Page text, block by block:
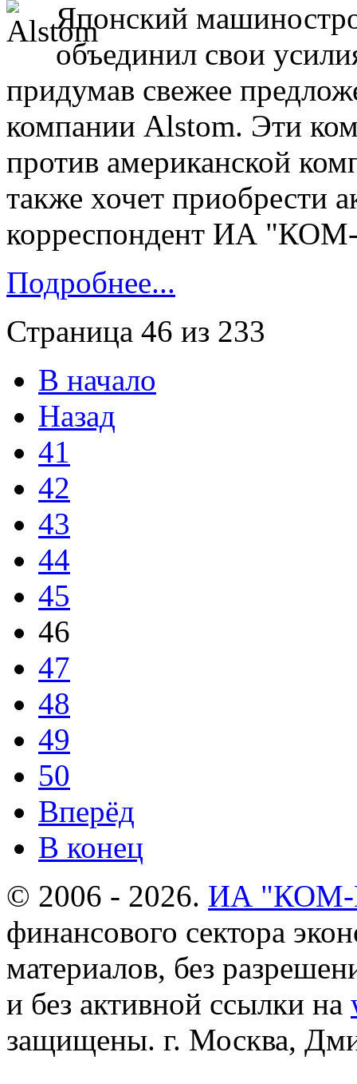
Японский
объединил свои
придумав свежее
компании Alstom. Эти
против американской
также хочет приобрести
корреспондент ИА
Подробнее...
Страница 46 из 233
В начало
Назад
41
42
43
44
45
46
47
48
49
50
Вперёд
В конец
© 2006 - 2026. ИА
финансового сектора
материалов, без
и без активной ссылки на
защищены. г. Москва,